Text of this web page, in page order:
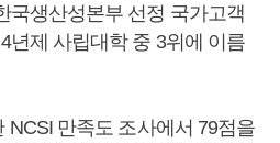
국생산성본부 선정 국가고객
년제 사립대학 중 3위에 이름
NCSI 만족도 조사에서 79점을